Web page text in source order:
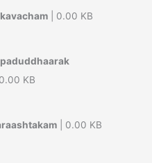
| 0.00 KB
KB
| 0.00 KB